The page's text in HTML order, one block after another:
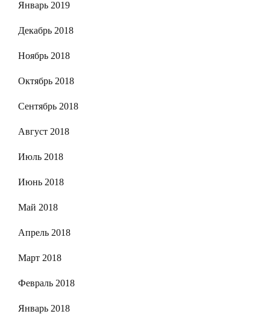
Январь 2019
Декабрь 2018
Ноябрь 2018
Октябрь 2018
Сентябрь 2018
Август 2018
Июль 2018
Июнь 2018
Май 2018
Апрель 2018
Март 2018
Февраль 2018
Январь 2018